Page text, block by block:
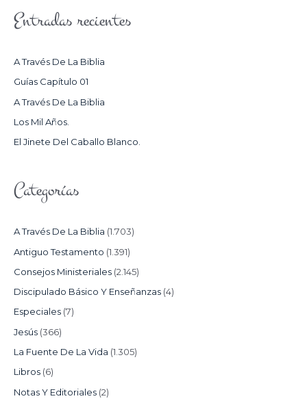
C
R
:
Entradas recientes
A Través De La Biblia
Guías Capítulo 01
A Través De La Biblia
Los Mil Años.
El Jinete Del Caballo Blanco.
Categorías
A Través De La Biblia (1.703)
Antiguo Testamento (1.391)
Consejos Ministeriales (2.145)
Discipulado Básico Y Enseñanzas (4)
Especiales (7)
Jesús (366)
La Fuente De La Vida (1.305)
Libros (6)
Notas Y Editoriales (2)